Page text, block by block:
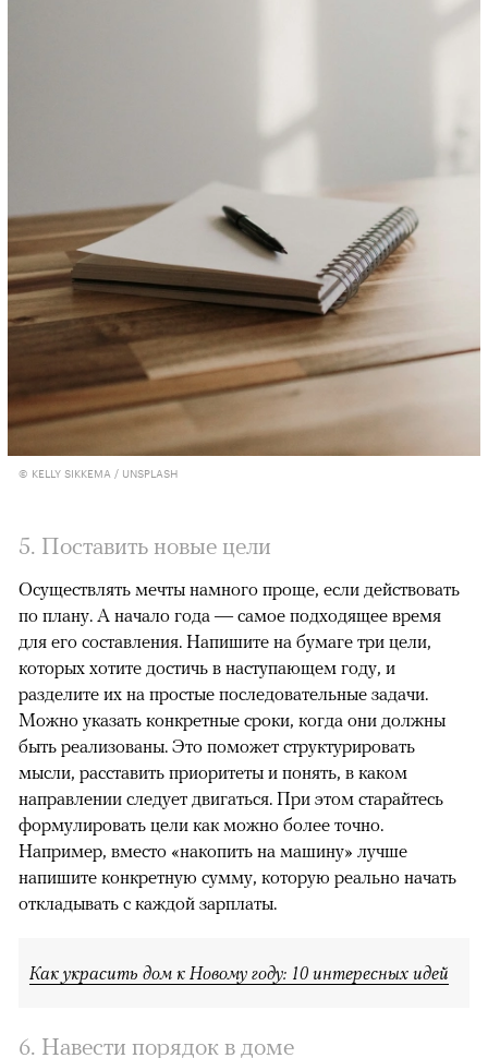
© KELLY SIKKEMA / UNSPLASH
5. Поставить новые цели
Осуществлять мечты намного проще, если действовать
по плану. А начало года — самое подходящее время
для его составления. Напишите на бумаге три цели,
которых хотите достичь в наступающем году, и
разделите их на простые последовательные задачи.
Можно указать конкретные сроки, когда они должны
быть реализованы. Это поможет структурировать
мысли, расставить приоритеты и понять, в каком
направлении следует двигаться. При этом старайтесь
формулировать цели как можно более точно.
Например, вместо «накопить на машину» лучше
напишите конкретную сумму, которую реально начать
откладывать с каждой зарплаты.
Как украсить дом к Новому году: 10 интересных идей
6. Навести порядок в доме